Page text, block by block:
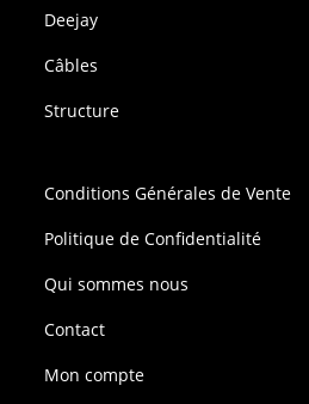
Deejay
Câbles
Structure
Conditions Générales de Vente
Politique de Confidentialité
Qui sommes nous
Contact
Mon compte